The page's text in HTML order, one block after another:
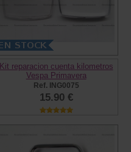
Kit reparacion cuenta kilometros
Vespa Primavera
Ref. ING0075
15.90 €